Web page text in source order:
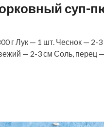
суп-
г Лук — 1 шт. Чеснок — 2-3
— 2-3 см Соль, перец